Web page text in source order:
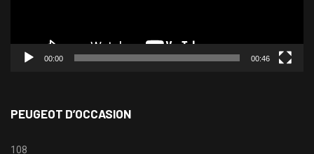
00:00 00:46
PEUGEOT D’OCCASION
108